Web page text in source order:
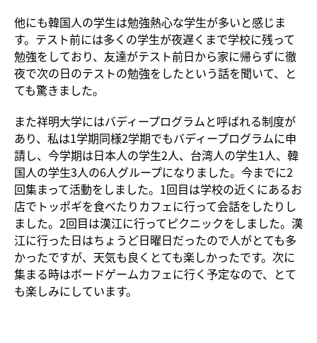
他にも韓国人の学生は勉強熱心な学生が多いと感じま
す。テスト前には多くの学生が夜遅くまで学校に残って
勉強をしており、友達がテスト前日から家に帰らずに徹
夜で次の日のテストの勉強をしたという話を聞いて、と
ても驚きました。
また祥明大学にはバディープログラムと呼ばれる制度が
あり、私は1学期同様2学期でもバディープログラムに申
請し、今学期は日本人の学生2人、台湾人の学生1人、韓
国人の学生3人の6人グループになりました。今までに2
回集まって活動をしました。1回目は学校の近くにあるお
店でトッポギを食べたりカフェに行って会話をしたりし
ました。2回目は漢江に行ってピクニックをしました。漢
江に行った日はちょうど日曜日だったので人がとても多
かったですが、天気も良くとても楽しかったです。次に
集まる時はボードゲームカフェに行く予定なので、とて
も楽しみにしています。